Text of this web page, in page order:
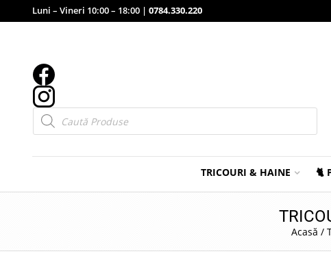
Luni – Vineri 10:00 – 18:00 | 0784.330.220
Products
search
TRICOURI & HAINE 🐈
Acasă /